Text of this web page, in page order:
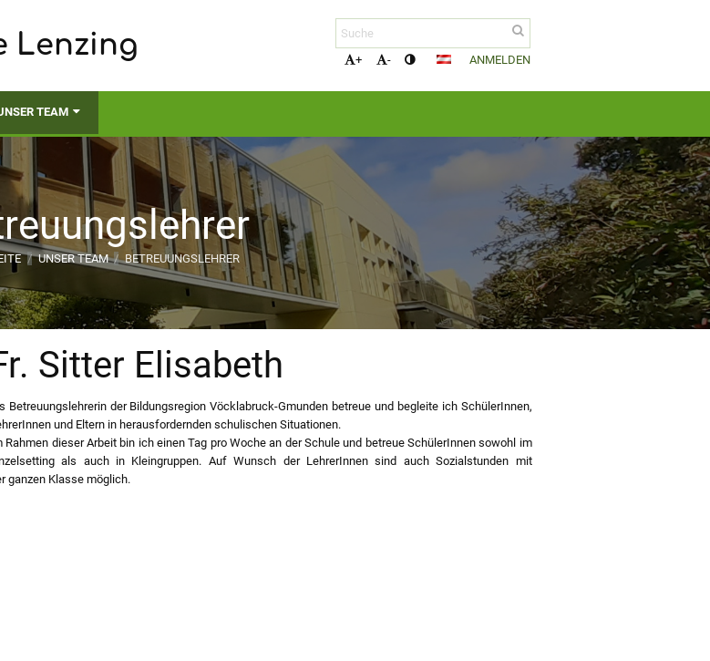
Lenzing + - ANMELDEN
TEAM
/ UNSER TEAM / BETREUUNGSLEHRER
Sitter Elisabeth
Betreuungslehrerin der Bildungsregion Vöcklabruck-Gmunden betreue und begleite ich SchülerInnen,
und Eltern in herausfordernden schulischen Situationen.
Rahmen dieser Arbeit bin ich einen Tag pro Woche an der Schule und betreue SchülerInnen sowohl im
als auch in Kleingruppen. Auf Wunsch der LehrerInnen sind auch Sozialstunden mit
ganzen Klasse möglich.